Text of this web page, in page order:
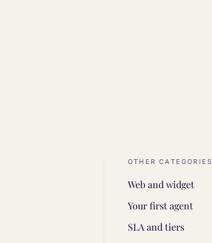
OTHER CATEGORIES
Web and widget
Your first agent
SLA and tiers